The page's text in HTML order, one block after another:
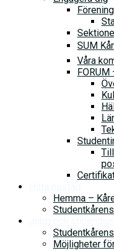
SUM
Våra
Hemma –
Möjligheter